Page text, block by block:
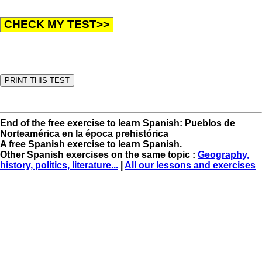
End of the free exercise to learn Spanish: Pueblos de
Norteamérica en la época prehistórica
A free Spanish exercise to learn Spanish.
Other Spanish exercises on the same topic : Geography,
history, politics, literature...
All our lessons and exercises